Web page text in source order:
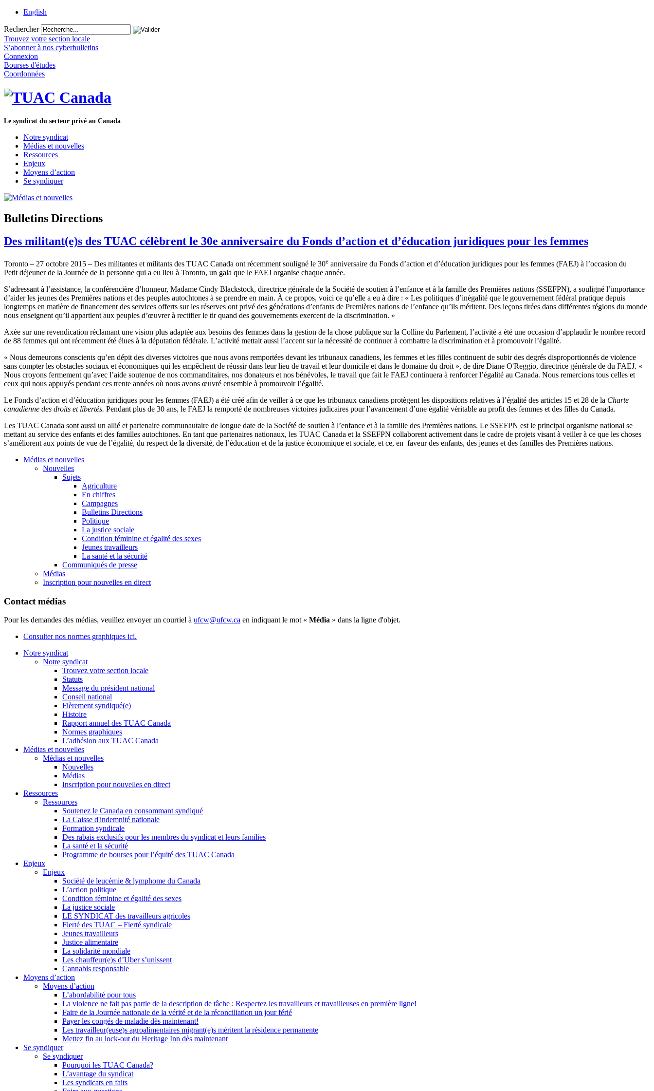
English
Rechercher
Trouvez votre section locale
S’abonner à nos cyberbulletins
Connexion
Bourses d'études
Coordonnées
Le syndicat du secteur privé au Canada
Notre syndicat
Médias et nouvelles
Ressources
Enjeux
Moyens d’action
Se syndiquer
Bulletins Directions
Des militant(e)s des TUAC célèbrent le 30e anniversaire du Fonds d’action et d’éducation juridiques pour les femmes
Toronto – 27 octobre 2015 – Des militantes et militants des TUAC Canada ont récemment souligné le 30e anniversaire du Fonds d’action et d’éducation juridiques pour les femmes (FAEJ) à l’occasion du
Petit déjeuner de la Journée de la personne qui a eu lieu à Toronto, un gala que le FAEJ organise chaque année.
S’adressant à l’assistance, la conférencière d’honneur, Madame Cindy Blackstock, directrice générale de la Société de soutien à l’enfance et à la famille des Premières nations (SSEFPN), a souligné l’importance
d’aider les jeunes des Premières nations et des peuples autochtones à se prendre en main. À ce propos, voici ce qu’elle a eu à dire : « Les politiques d’inégalité que le gouvernement fédéral pratique depuis
longtemps en matière de financement des services offerts sur les réserves ont privé des générations d’enfants de Premières nations de l’enfance qu’ils méritent. Des leçons tirées dans différentes régions du monde
nous enseignent qu’il appartient aux peuples d’œuvrer à rectifier le tir quand des gouvernements exercent de la discrimination. »
Axée sur une revendication réclamant une vision plus adaptée aux besoins des femmes dans la gestion de la chose publique sur la Colline du Parlement, l’activité a été une occasion d’applaudir le nombre record
de 88 femmes qui ont récemment été élues à la députation fédérale. L’activité mettait aussi l’accent sur la nécessité de continuer à combattre la discrimination et à promouvoir l’égalité.
« Nous demeurons conscients qu’en dépit des diverses victoires que nous avons remportées devant les tribunaux canadiens, les femmes et les filles continuent de subir des degrés disproportionnés de violence
sans compter les obstacles sociaux et économiques qui les empêchent de réussir dans leur lieu de travail et leur domicile et dans le domaine du droit », de dire Diane O'Reggio, directrice générale de du FAEJ. «
Nous croyons fermement qu’avec l’aide soutenue de nos commanditaires, nos donateurs et nos bénévoles, le travail que fait le FAEJ continuera à renforcer l’égalité au Canada. Nous remercions tous celles et
ceux qui nous appuyés pendant ces trente années où nous avons œuvré ensemble à promouvoir l’égalité.
Le Fonds d’action et d’éducation juridiques pour les femmes (FAEJ) a été créé afin de veiller à ce que les tribunaux canadiens protègent les dispositions relatives à l’égalité des articles 15 et 28 de la Charte
canadienne des droits et libertés. Pendant plus de 30 ans, le FAEJ la remporté de nombreuses victoires judicaires pour l’avancement d’une égalité véritable au profit des femmes et des filles du Canada.
Les TUAC Canada sont aussi un allié et partenaire communautaire de longue date de la Société de soutien à l’enfance et à la famille des Premières nations. Le SSEFPN est le principal organisme national se
mettant au service des enfants et des familles autochtones. En tant que partenaires nationaux, les TUAC Canada et la SSEFPN collaborent activement dans le cadre de projets visant à veiller à ce que les choses
s’améliorent aux points de vue de l’égalité, du respect de la diversité, de l’éducation et de la justice économique et sociale, et ce, en faveur des enfants, des jeunes et des familles des Premières nations.
Médias et nouvelles
Nouvelles
Sujets
Agriculture
En chiffres
Campagnes
Bulletins Directions
Politique
La justice sociale
Condition féminine et égalité des sexes
Jeunes travailleurs
La santé et la sécurité
Communiqués de presse
Médias
Inscription pour nouvelles en direct
Contact médias
Pour les demandes des médias, veuillez envoyer un courriel à ufcw@ufcw.ca en indiquant le mot « Média » dans la ligne d'objet.
Consulter nos normes graphiques ici.
Notre syndicat
Notre syndicat
Trouvez votre section locale
Statuts
Message du président national
Conseil national
Fièrement syndiqué(e)
Histoire
Rapport annuel des TUAC Canada
Normes graphiques
L’adhésion aux TUAC Canada
Médias et nouvelles
Médias et nouvelles
Nouvelles
Médias
Inscription pour nouvelles en direct
Ressources
Ressources
Soutenez le Canada en consommant syndiqué
La Caisse d'indemnité nationale
Formation syndicale
Des rabais exclusifs pour les membres du syndicat et leurs families
La santé et la sécurité
Programme de bourses pour l’équité des TUAC Canada
Enjeux
Enjeux
Société de leucémie & lymphome du Canada
L’action politique
Condition féminine et égalité des sexes
La justice sociale
LE SYNDICAT des travailleurs agricoles
Fierté des TUAC – Fierté syndicale
Jeunes travailleurs
Justice alimentaire
La solidarité mondiale
Les chauffeur(e)s d’Uber s’unissent
Cannabis responsable
Moyens d’action
Moyens d’action
L’abordabilité pour tous
La violence ne fait pas partie de la description de tâche : Respectez les travailleurs et travailleuses en première ligne!
Faire de la Journée nationale de la vérité et de la réconciliation un jour férié
Payer les congés de maladie dès maintenant!
Les travailleur(euse)s agroalimentaires migrant(e)s méritent la résidence permanente
Mettez fin au lock-out du Heritage Inn dès maintenant
Se syndiquer
Se syndiquer
Pourquoi les TUAC Canada?
L’avantage du syndicat
Les syndicats en faits